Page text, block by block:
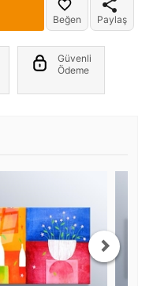
Beğen Paylaş
Güvenli
Ödeme